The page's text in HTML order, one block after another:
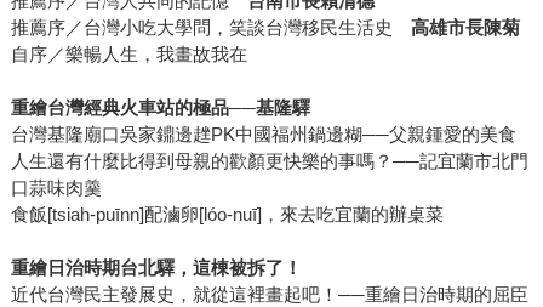
推薦序／台灣小吃大學問，笑談台灣移民生活史 高雄市長陳菊
自序／樂暢人生，我畫故我在
重繪台灣經典火車站的極品──基隆驛
台灣基隆廟口吳家鐤邊趖PK中國福州鍋邊糊──父親鍾愛的美食
人生還有什麼比得到母親的歡顏更快樂的事嗎？──記宜蘭市北門
口蒜味肉羹
食飯[tsiah-puīnn]配滷卵[lóo-nuī]，來去吃宜蘭的辦桌菜
重繪日治時期台北驛，這棟被拆了！
近代台灣民主發展史，就從這裡畫起吧！──重繪日治時期的屈臣